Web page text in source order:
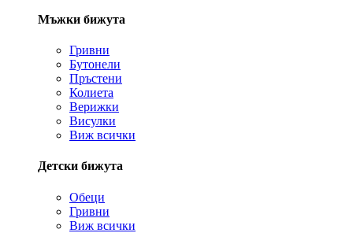
Мъжки бижута
Гривни
Бутонели
Пръстени
Колиета
Верижки
Висулки
Виж всички
Детски бижута
Обеци
Гривни
Виж всички